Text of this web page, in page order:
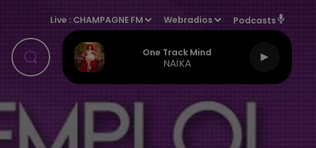
Live : CHAMPAGNE FM Webradios Podcasts
One Track Mind
NAÏKA